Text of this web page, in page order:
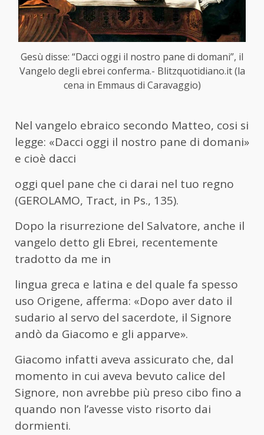
Gesù disse: “Dacci oggi il nostro pane di domani”, il
Vangelo degli ebrei conferma.- Blitzquotidiano.it (la
cena in Emmaus di Caravaggio)
Nel vangelo ebraico secondo Matteo, cosi si
legge: «Dacci oggi il nostro pane di domani»
e cioè dacci
oggi quel pane che ci darai nel tuo regno
(GEROLAMO, Tract, in Ps., 135).
Dopo la risurrezione del Salvatore, anche il
vangelo detto gli Ebrei, recentemente
tradotto da me in
lingua greca e latina e del quale fa spesso
uso Origene, afferma: «Dopo aver dato il
sudario al servo del sacerdote, il Signore
andò da Giacomo e gli apparve».
Giacomo infatti aveva assicurato che, dal
momento in cui aveva bevuto calice del
Signore, non avrebbe più preso cibo fino a
quando non l’avesse visto risorto dai
dormienti.